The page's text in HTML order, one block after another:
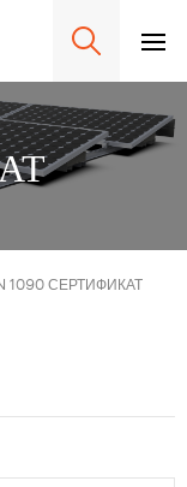
1090 СЕРТИФИКАТ